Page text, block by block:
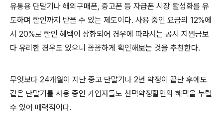
유통용 단말기나 해외구매폰, 중고폰 등 자급폰 시장 활성화를 유
도하며 할인까지 받을 수 있는 제도이다. 사용 중인 요금의 12%에
서 20%로 할인 혜택이 상향되어 경우에 따라서는 공시 지원금보
다 유리한 경우도 있으니 꼼꼼하게 확인해보는 것을 추천한다.
무엇보다 24개월이 지난 중고 단말기나 2년 약정이 끝난 후에도
같은 단말기를 사용 중인 가입자들도 선택약정할인의 혜택을 누릴
수 있어 매력적이다.